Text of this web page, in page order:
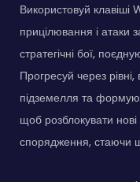
Використовуй
прицілювання і атаки
стратегічні бої,
Прогресуй через
підземелля та
щоб розблокувати
спорядження, стаючи